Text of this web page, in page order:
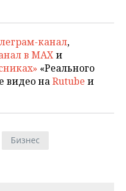
канал,
в MAXи
«Реального
видео наRutube и
Бизнес